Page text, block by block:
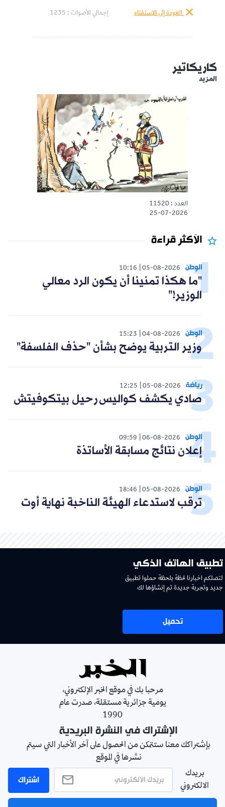
العودة إلى الاستفتاء إجمالي الأصوات : 1235
كاريكاتير
المزيد
العدد : 11520
25-07-2026
الأكثر قراءة
الوطن 05-08-2026
10:16
"ما هكذا تمنينا أن يكون الرد معالي
الوزير!"
الوطن 04-08-2026
15:23
وزير التربية يوضح بشأن "حذف الفلسفة"
رياضة 05-08-2026
12:25
صادي يكشف كواليس رحيل بيتكوفيتش
الوطن 06-08-2026
09:59
إعلان نتائج مسابقة الأساتذة
الوطن 05-08-2026
18:46
ترقب لاستدعاء الهيئة الناخبة نهاية أوت
تطبيق الهاتف الذكي
لتصلكم اخبارنا لحظة بلحظة حملوا تطبيق
جديد وتجربة جديدة تم إنشاؤها لك
تحميل
مرحبا بك في موقع الخبر الإلكتروني،
يومية جزائرية مستقلة، صدرت عام
1990
الإشتراك في النشرة البريدية
بإشتراكك معنا ستتمكن من الحصول على آخر الأخبار التي سيتم
نشرها في الموقع
بريدك
الالكتروني
اشتراك